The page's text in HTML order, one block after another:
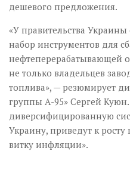
дешевого предложения.
«У правительства
набор инструментов для
нефтеперерабатывающей
не только владельцев
топлива», — резюмирует
группы А-95» Сергей
диверсифицированную
Украину, приведут к
витку инфляции».